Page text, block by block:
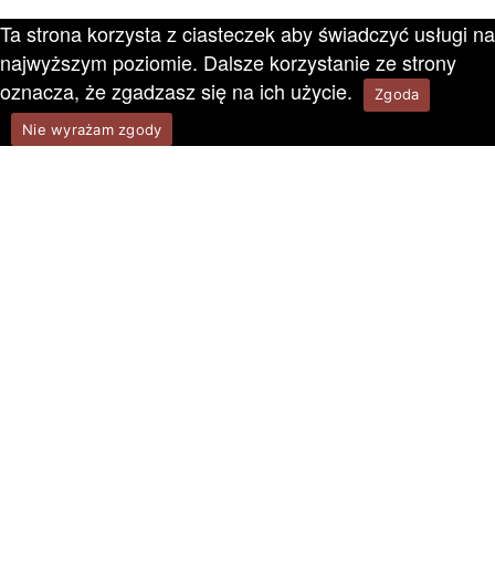
Ta strona korzysta z ciasteczek aby świadczyć usługi na
najwyższym poziomie. Dalsze korzystanie ze strony
oznacza, że zgadzasz się na ich użycie.
Zgoda
Nie wyrażam zgody